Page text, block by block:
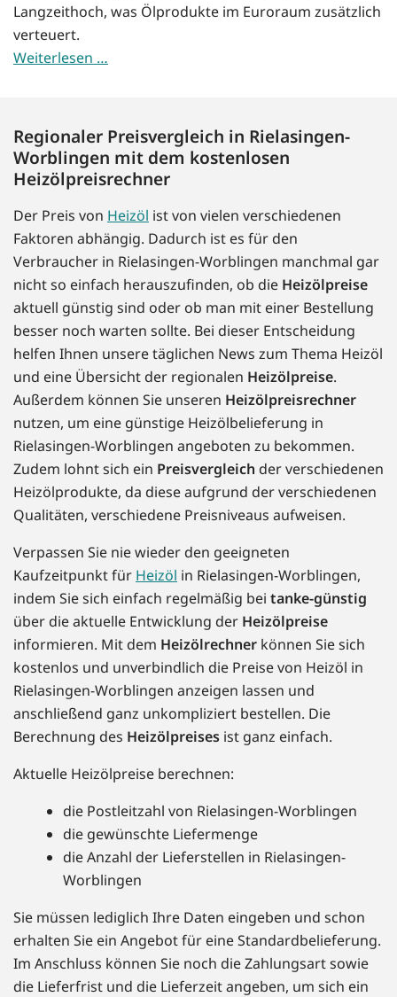
Langzeithoch, was Ölprodukte im Euroraum zusätzlich
verteuert.
Weiterlesen …
Regionaler Preisvergleich in Rielasingen-
Worblingen mit dem kostenlosen
Heizölpreisrechner
Der Preis von Heizöl ist von vielen verschiedenen
Faktoren abhängig. Dadurch ist es für den
Verbraucher in Rielasingen-Worblingen manchmal gar
nicht so einfach herauszufinden, ob die Heizölpreise
aktuell günstig sind oder ob man mit einer Bestellung
besser noch warten sollte. Bei dieser Entscheidung
helfen Ihnen unsere täglichen News zum Thema Heizöl
und eine Übersicht der regionalen Heizölpreise.
Außerdem können Sie unseren Heizölpreisrechner
nutzen, um eine günstige Heizölbelieferung in
Rielasingen-Worblingen angeboten zu bekommen.
Zudem lohnt sich ein Preisvergleich der verschiedenen
Heizölprodukte, da diese aufgrund der verschiedenen
Qualitäten, verschiedene Preisniveaus aufweisen.
Verpassen Sie nie wieder den geeigneten
Kaufzeitpunkt für Heizöl in Rielasingen-Worblingen,
indem Sie sich einfach regelmäßig bei tanke-günstig
über die aktuelle Entwicklung der Heizölpreise
informieren. Mit dem Heizölrechner können Sie sich
kostenlos und unverbindlich die Preise von Heizöl in
Rielasingen-Worblingen anzeigen lassen und
anschließend ganz unkompliziert bestellen. Die
Berechnung des Heizölpreises ist ganz einfach.
Aktuelle Heizölpreise berechnen:
die Postleitzahl von Rielasingen-Worblingen
die gewünschte Liefermenge
die Anzahl der Lieferstellen in Rielasingen-
Worblingen
Sie müssen lediglich Ihre Daten eingeben und schon
erhalten Sie ein Angebot für eine Standardbelieferung.
Im Anschluss können Sie noch die Zahlungsart sowie
die Lieferfrist und die Lieferzeit angeben, um sich ein